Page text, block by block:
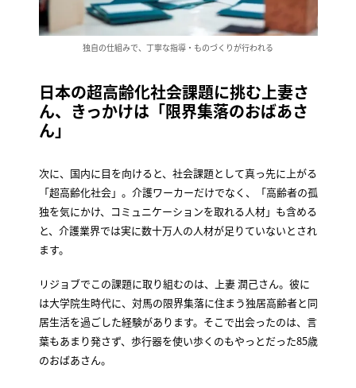
独自の仕組みで、丁寧な指導・ものづくりが行われる
日本の超高齢化社会課題に挑む上妻さ
ん、きっかけは「限界集落のおばあさ
ん」
次に、国内に目を向けると、社会課題として真っ先に上がる
「超高齢化社会」。介護ワーカーだけでなく、「高齢者の孤
独を気にかけ、コミュニケーションを取れる人材」も含める
と、介護業界では実に数十万人の人材が足りていないとされ
ます。
リジョブでこの課題に取り組むのは、上妻 潤己さん。彼に
は大学院生時代に、対馬の限界集落に住まう独居高齢者と同
居生活を過ごした経験があります。そこで出会ったのは、言
葉もあまり発さず、歩行器を使い歩くのもやっとだった85歳
のおばあさん。